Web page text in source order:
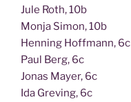
Jule Roth, 10b
Mon­ja Simon, 10b
Hen­ning Hoff­mann, 6c
Paul Berg, 6c
Jonas May­er, 6c
Ida Gre­ving, 6c